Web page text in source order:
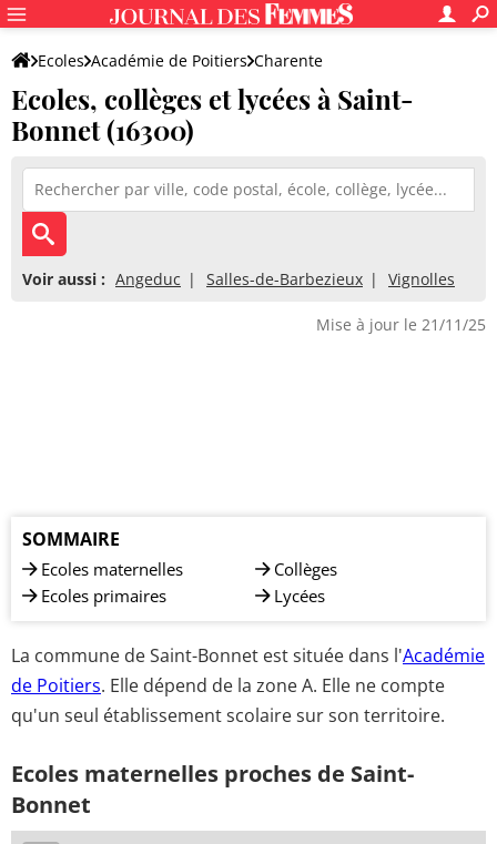
Ecoles Académie de Poitiers Charente
Ecoles, collèges et lycées à Saint-
Bonnet (16300)
Voir aussi : Angeduc Salles-de-Barbezieux Vignolles
Mise à jour le 21/11/25
SOMMAIRE
Ecoles maternelles
Ecoles primaires
Collèges
Lycées
La commune de Saint-Bonnet est située dans l'Académie
de Poitiers. Elle dépend de la zone A. Elle ne compte
qu'un seul établissement scolaire sur son territoire.
Ecoles maternelles proches de Saint-
Bonnet